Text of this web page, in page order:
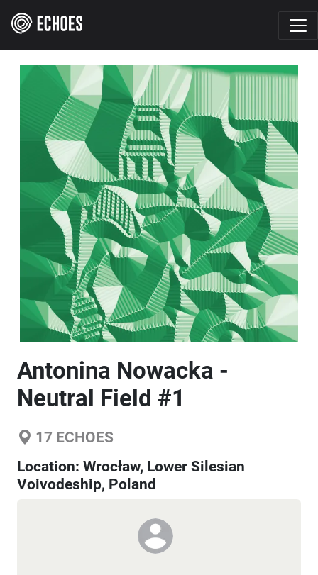
Antonina Nowacka -
Neutral Field #1
17 ECHOES
Location: Wrocław, Lower Silesian
Voivodeship, Poland